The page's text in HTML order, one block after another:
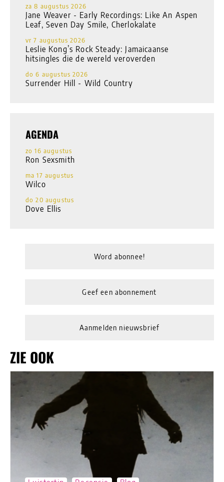
za 8 augustus 2026
Jane Weaver - Early Recordings: Like An Aspen
Leaf, Seven Day Smile, Cherlokalate
vr 7 augustus 2026
Leslie Kong’s Rock Steady: Jamaicaanse
hitsingles die de wereld veroverden
do 6 augustus 2026
Surrender Hill - Wild Country
AGENDA
zo 16 augustus
Ron Sexsmith
ma 17 augustus
Wilco
do 20 augustus
Dove Ellis
Word abonnee!
Geef een abonnement
Aanmelden nieuwsbrief
ZIE OOK